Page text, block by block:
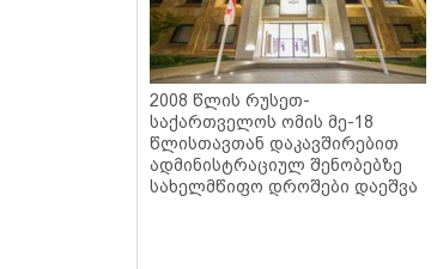
2008 წლის რუსეთ-
საქართველოს ომის მე-18
წლისთავთან დაკავშირებით
ადმინისტრაციულ შენობებზე
სახელმწიფო დროშები დაეშვა